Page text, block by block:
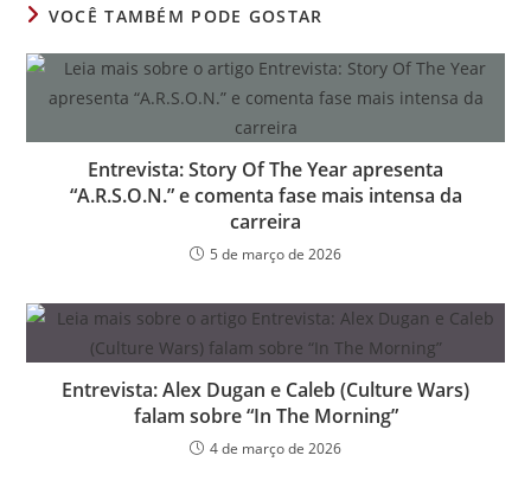
VOCÊ TAMBÉM PODE GOSTAR
Entrevista: Story Of The Year apresenta
“A.R.S.O.N.” e comenta fase mais intensa da
carreira
5 de março de 2026
Entrevista: Alex Dugan e Caleb (Culture Wars)
falam sobre “In The Morning”
4 de março de 2026